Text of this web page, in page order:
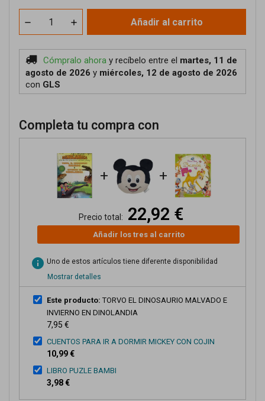
Añadir al carrito
Cómpralo ahora y recíbelo entre el martes, 11 de
agosto de 2026 y miércoles, 12 de agosto de 2026
con GLS
Completa tu compra con
+ +
Precio total: 22,92 €
Añadir los tres al carrito
info Uno de estos artículos tiene diferente disponibilidad
Mostrar detalles
Este producto: TORVO EL DINOSAURIO MALVADO E
INVIERNO EN DINOLANDIA
7,95 €
CUENTOS PARA IR A DORMIR MICKEY CON COJIN
10,99 €
LIBRO PUZLE BAMBI
3,98 €